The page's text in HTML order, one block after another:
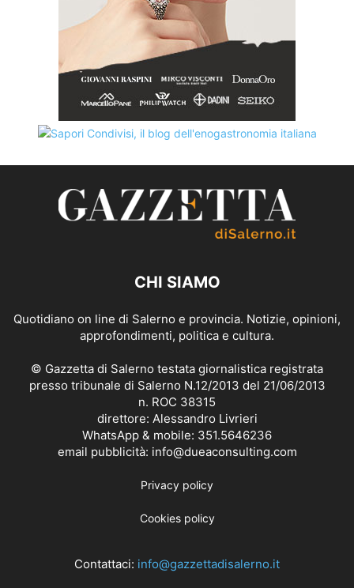
CHI SIAMO
Quotidiano on line di Salerno e provincia. Notizie, opinioni,
approfondimenti, politica e cultura.
© Gazzetta di Salerno testata giornalistica registrata
presso tribunale di Salerno N.12/2013 del 21/06/2013
n. ROC 38315
direttore: Alessandro Livrieri
WhatsApp & mobile: 351.5646236
email pubblicità: info@dueaconsulting.com
Privacy policy
Cookies policy
Contattaci: info@gazzettadisalerno.it